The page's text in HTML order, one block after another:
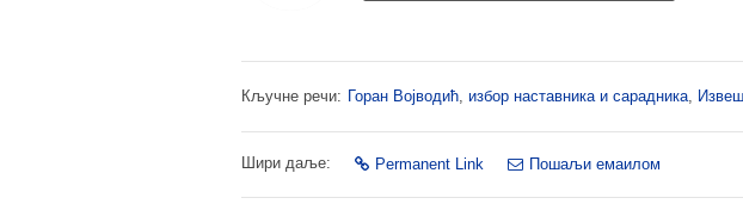
Кључне речи: Горан Војводић, избор наставника и сарадника,
Шири даље: Permanent Link Пошаљи емаилом